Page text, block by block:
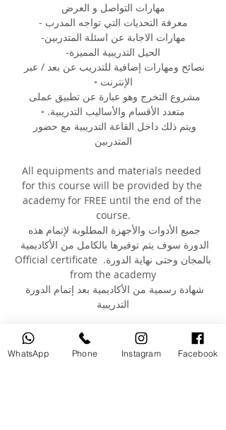
مهارات التواصل و العرض
معرفة التحديات التي تواجه المدرب -
مهارات الاجابة عن اسئلة المتدربين-
الحيل التدريبية المميزة-
نصائح ومهارات إضافية للتدريب عن بعد / عبر
الإنترنت ◦
مشروع التخرج وهو عبارة عن تطبيق عملى
متعدد الأقسام والأساليب التدريبية. ◦
ويتم ذلك داخل القاعة التدريبية مع حضور
المتدربين
All equipments and materials needed
for this course will be provided by the
academy for FREE until the end of the
course.
جميع الأدوات والأجهزة المطلوبة لإتمام هذه
الدورة سوف يتم توفيرها بالكامل من الأكاديمية
بالمجان وحتى نهاية الدورة. Official certificate
from the academy
شهادة رسمية من الأكاديمية بعد إتمام الدورة
التدريبية
You can check our students previous
work on our instagram page
@moutasem_academy يمكنكم الإطلاع على
WhatsApp Phone Instagram Facebook